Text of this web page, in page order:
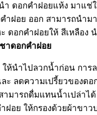
ำ ดอกคำฝอยแห้ง มาแช่
ำฝอย ออก สามารถนำ
ดอกคำฝอยให้ สีเหลือง
าดอกคำฝอย
ให้นำไปลวกน้ำก่อน การ
ะ ลดความเปรี้ยวของดอ
ามารถดื่มแทนน้ำเปล่าได้
ฝอย ให้กรองด้วยผ้าขาว